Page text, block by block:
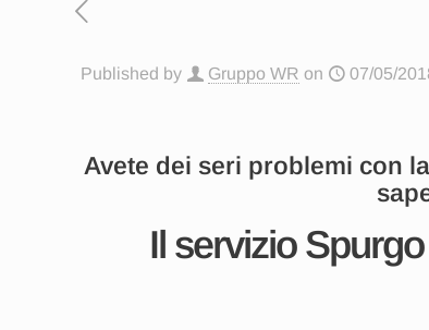
Published by Gruppo WR on 07/05/
Avete dei seri problemi con
Il servizio